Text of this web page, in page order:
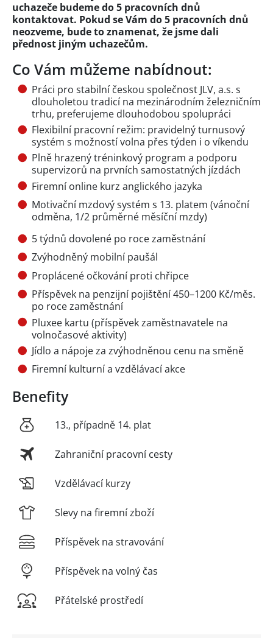
uchazeče budeme do 5 pracovních dnů
kontaktovat. Pokud se Vám do 5 pracovních dnů
neozveme, bude to znamenat, že jsme dali
přednost jiným uchazečům.
Co Vám můžeme nabídnout:
Práci pro stabilní českou společnost JLV, a.s. s
dlouholetou tradicí na mezinárodním železničním
trhu, preferujeme dlouhodobou spolupráci
Flexibilní pracovní režim: pravidelný turnusový
systém s možností volna přes týden i o víkendu
Plně hrazený tréninkový program a podporu
supervizorů na prvních samostatných jízdách
Firemní online kurz anglického jazyka
Motivační mzdový systém s 13. platem (vánoční
odměna, 1/2 průměrné měsíční mzdy)
5 týdnů dovolené po roce zaměstnání
Zvýhodněný mobilní paušál
Proplácené očkování proti chřipce
Příspěvek na penzijní pojištění 450–1200 Kč/měs.
po roce zaměstnání
Pluxee kartu (příspěvek zaměstnavatele na
volnočasové aktivity)
Jídlo a nápoje za zvýhodněnou cenu na směně
Firemní kulturní a vzdělávací akce
Benefity
13., případně 14. plat
Zahraniční pracovní cesty
Vzdělávací kurzy
Slevy na firemní zboží
Příspěvek na stravování
Příspěvek na volný čas
Přátelské prostředí